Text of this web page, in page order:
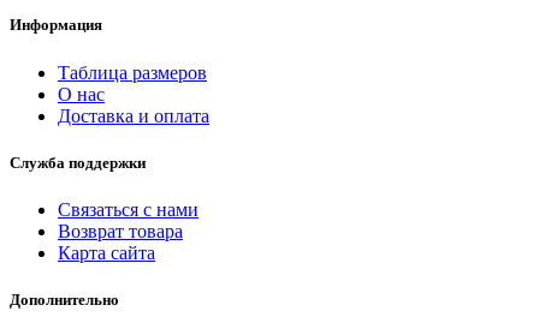
Информация
Таблица размеров
О нас
Доставка и оплата
Служба поддержки
Связаться с нами
Возврат товара
Карта сайта
Дополнительно